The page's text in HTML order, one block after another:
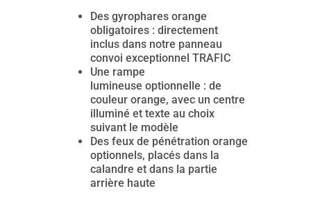
Des gyrophares orange
obligatoires : directement
inclus dans notre panneau
convoi exceptionnel TRAFIC
Une rampe
lumineuse optionnelle : de
couleur orange, avec un centre
illuminé et texte au choix
suivant le modèle
Des feux de pénétration orange
optionnels, placés dans la
calandre et dans la partie
arrière haute